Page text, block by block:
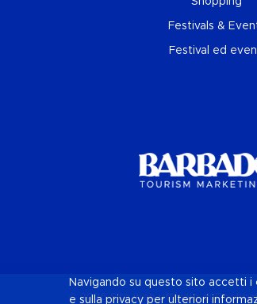
Festivals &
Festival ed
© 2026 Sito web ufficiale di
Navigando su questo sito accetti
e sulla privacy per ulteriori